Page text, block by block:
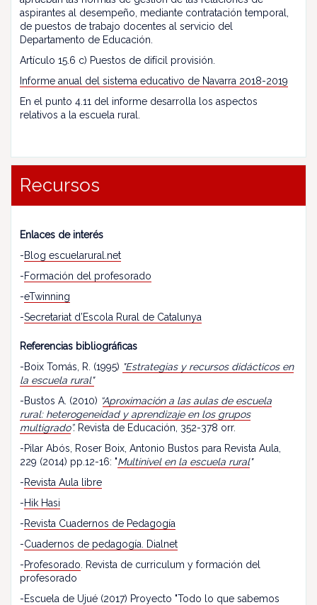
aspirantes al desempeño, mediante contratación temporal,
de puestos de trabajo docentes al servicio del
Departamento de Educación.
Artículo 15.6 c) Puestos de difícil provisión.
Informe anual del sistema educativo de Navarra 2018-2019
En el punto 4.11 del informe desarrolla los aspectos
relativos a la escuela rural.
Recursos
Enlaces de interés
-Blog escuelarural.net
-Formación del profesorado
-eTwinning
-Secretariat d’Escola Rural de Catalunya
Referencias bibliográficas
-Boix Tomás, R. (1995) "Estrategias y recursos didácticos en
la escuela rural"
-Bustos A. (2010) “Aproximación a las aulas de escuela
rural: heterogeneidad y aprendizaje en los grupos
multigrado”. Revista de Educación, 352-378 orr.
-Pilar Abós, Roser Boix, Antonio Bustos para Revista Aula,
229 (2014) pp.12-16: "Multinivel en la escuela rural"
-Revista Aula libre
-Hik Hasi
-Revista Cuadernos de Pedagogía
-Cuadernos de pedagogía. Dialnet
-Profesorado . Revista de curriculum y formación del
profesorado
-Escuela de Ujué (2017) Proyecto "Todo lo que sabemos